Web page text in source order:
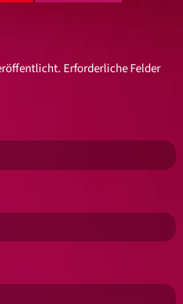
Erforderliche Felder